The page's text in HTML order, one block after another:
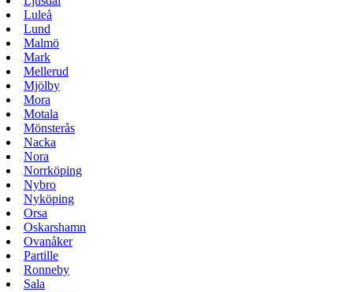
Luleå
Lund
Malmö
Mark
Mellerud
Mjölby
Mora
Motala
Mönsterås
Nacka
Nora
Norrköping
Nybro
Nyköping
Orsa
Oskarshamn
Ovanåker
Partille
Ronneby
Sala